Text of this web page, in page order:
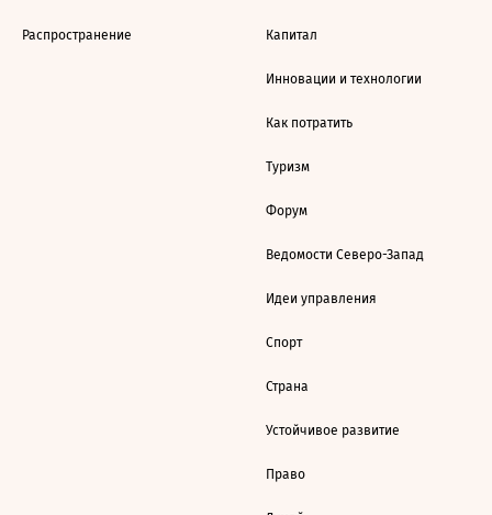
Распространение Капитал
Инновации и технологии
Как потратить
Туризм
Форум
Ведомости Северо-Запад
Идеи управления
Спорт
Страна
Устойчивое развитие
Право